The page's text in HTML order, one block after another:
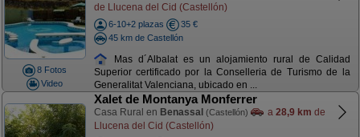
8 Fotos
Video
de Llucena del Cid (Castellón)
6-10+2 plazas
35 €
45 km de Castellón
Mas d´Albalat es un alojamiento rural de Calidad
Superior certificado por la Conselleria de Turismo de la
Generalitat Valenciana, ubicado en ...
Xalet de Montanya Monferrer
Casa Rural en Benassal (Castellón) a 28,9 km de
Llucena del Cid (Castellón)